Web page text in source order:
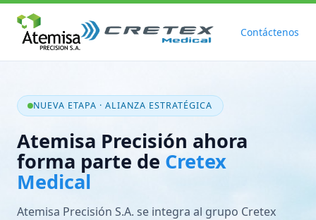
Contáctenos
NUEVA ETAPA · ALIANZA ESTRATÉGICA
Atemisa Precisión ahora
forma parte de Cretex
Medical
Atemisa Precisión S.A. se integra al grupo Cretex